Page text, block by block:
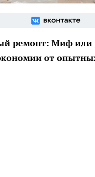
ремонт: Миф или
от